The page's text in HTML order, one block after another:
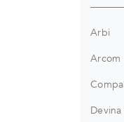
Arbi
Arcom